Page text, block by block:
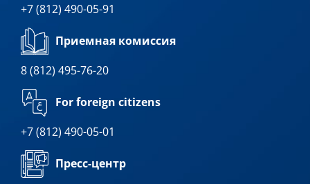
+7 (812) 490-05-91
Приемная комиссия
8 (812) 495-76-20
For foreign citizens
+7 (812) 490-05-01
Пресс-центр